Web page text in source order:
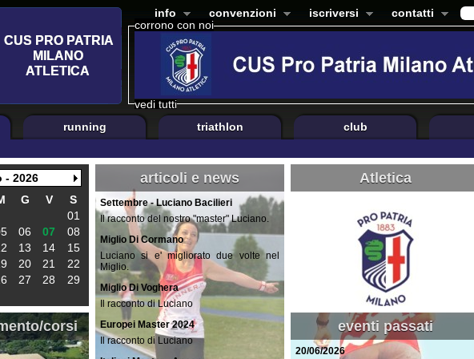
corrono con noi
vedi tutti
info convenzioni iscriversi contatti
running triathlon club
- 2026
G V
S
01
06 07
08
13 14
15
20 21
22
27 28
29
articoli e news
Settembre - Luciano Bacilieri
Il racconto del nostro "master" Luciano.
Miglio Di Cormano
Luciano si e' migliorato due volte nel
Miglio.
Miglio Di Voghera
Il racconto di Luciano
Europei Master 2024
Il racconto di Luciano
Atletica
corsi eventi passati
20/06/2026